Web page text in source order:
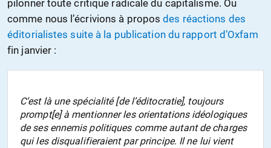
pilonner toute critique radicale du capitalisme. Ou
comme nous l’écrivions à proposdes réactions des
éditorialistes suite à la publication du rapport d’Oxfam
fin janvier :
C’est là une spécialité [de l’éditocratie], toujours
prompt[e] à mentionner les orientations idéologiques
de ses ennemis politiques comme autant de charges
qui les disqualifieraient par principe. Il ne lui vient